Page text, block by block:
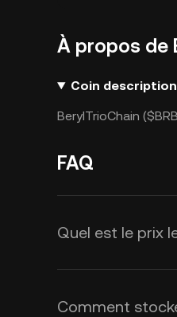
À propos de
Coin description
BerylTrioChain
FAQ
Quel est le prix
Comment